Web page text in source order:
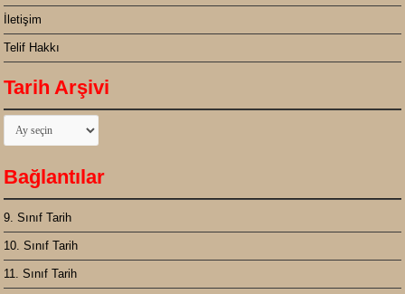
İletişim
Telif Hakkı
Tarih Arşivi
Tarih
Arşivi
Bağlantılar
9. Sınıf Tarih
10. Sınıf Tarih
11. Sınıf Tarih